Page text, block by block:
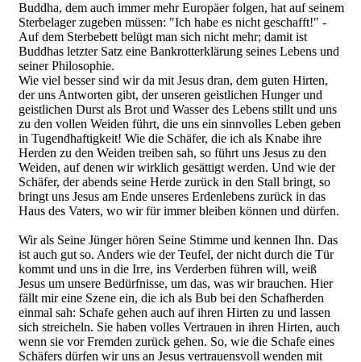
Buddha, dem auch immer mehr Europäer folgen, hat auf seinem
Sterbelager zugeben müssen: "Ich habe es nicht geschafft!" -
Auf dem Sterbebett belügt man sich nicht mehr; damit ist
Buddhas letzter Satz eine Bankrotterklärung seines Lebens und
seiner Philosophie.
Wie viel besser sind wir da mit Jesus dran, dem guten Hirten,
der uns Antworten gibt, der unseren geistlichen Hunger und
geistlichen Durst als Brot und Wasser des Lebens stillt und uns
zu den vollen Weiden führt, die uns ein sinnvolles Leben geben
in Tugendhaftigkeit! Wie die Schäfer, die ich als Knabe ihre
Herden zu den Weiden treiben sah, so führt uns Jesus zu den
Weiden, auf denen wir wirklich gesättigt werden. Und wie der
Schäfer, der abends seine Herde zurück in den Stall bringt, so
bringt uns Jesus am Ende unseres Erdenlebens zurück in das
Haus des Vaters, wo wir für immer bleiben können und dürfen.
Wir als Seine Jünger hören Seine Stimme und kennen Ihn. Das
ist auch gut so. Anders wie der Teufel, der nicht durch die Tür
kommt und uns in die Irre, ins Verderben führen will, weiß
Jesus um unsere Bedürfnisse, um das, was wir brauchen. Hier
fällt mir eine Szene ein, die ich als Bub bei den Schafherden
einmal sah: Schafe gehen auch auf ihren Hirten zu und lassen
sich streicheln. Sie haben volles Vertrauen in ihren Hirten, auch
wenn sie vor Fremden zurück gehen. So, wie die Schafe eines
Schäfers dürfen wir uns an Jesus vertrauensvoll wenden mit